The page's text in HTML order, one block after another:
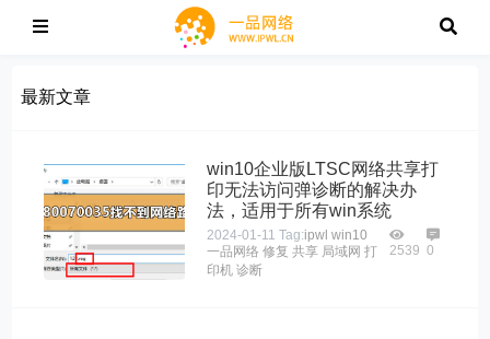
最新文章
win10企业版LTSC网络共享打
印无法访问弹诊断的解决办
法，适用于所有win系统
2024-01-11 Tag:ipwl win10
一品网络 修复 共享 局域网 打
印机 诊断
2539 0